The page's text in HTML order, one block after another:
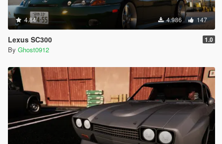
4.84 4.986 147
Lexus SC300 1.0
By Ghost0912